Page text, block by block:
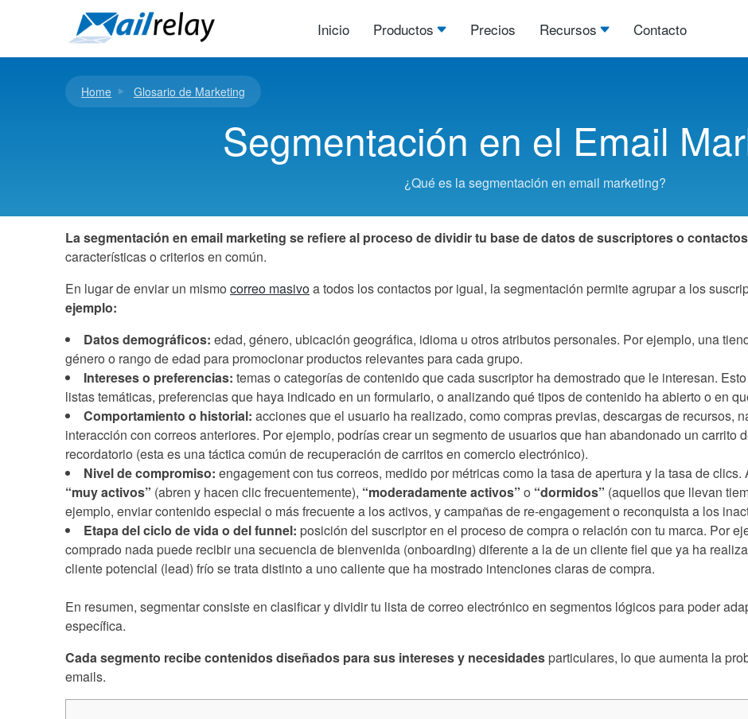
Inicio Productos Precios Recursos Contacto
Home Glosario de Marketing
Segmentación en el Email
¿Qué es la segmentación en email marketing?
La segmentación en email marketing se refiere al proceso de dividir tu base de datos de suscriptores o
características o criterios en común.
En lugar de enviar un mismo correo masivoa todos los contactos por igual, la segmentación permite agrupar a los
ejemplo:
Datos demográficos: edad, género, ubicación geográfica, idioma u otros atributos personales. Por ejemplo, una
género o rango de edad para promocionar productos relevantes para cada grupo.
Intereses o preferencias: temas o categorías de contenido que cada suscriptor ha demostrado que le interesan.
listas temáticas, preferencias que haya indicado en un formulario, o analizando qué tipos de contenido ha abierto o en
Comportamiento o historial: acciones que el usuario ha realizado, como compras previas, descargas de recursos,
interacción con correos anteriores. Por ejemplo, podrías crear un segmento de usuarios que han abandonado un carrito
recordatorio (esta es una táctica común de recuperación de carritos en comercio electrónico).
Nivel de compromiso: engagement con tus correos, medido por métricas como la tasa de apertura y la tasa de
“muy activos” (abren y hacen clic frecuentemente), “moderadamente activos” o “dormidos” (aquellos que llevan
ejemplo, enviar contenido especial o más frecuente a los activos, y campañas de re-engagement o reconquista a los
Etapa del ciclo de vida o del funnel: posición del suscriptor en el proceso de compra o relación con tu marca. Por
comprado nada puede recibir una secuencia de bienvenida (onboarding) diferente a la de un cliente fiel que ya ha
cliente potencial (lead) frío se trata distinto a uno caliente que ha mostrado intenciones claras de compra.
En resumen, segmentar consiste en clasificar y dividir tu lista de correo electrónico en segmentos lógicos para poder
específica.
Cada segmento recibe contenidos diseñados para sus intereses y necesidades particulares, lo que aumenta la
emails.